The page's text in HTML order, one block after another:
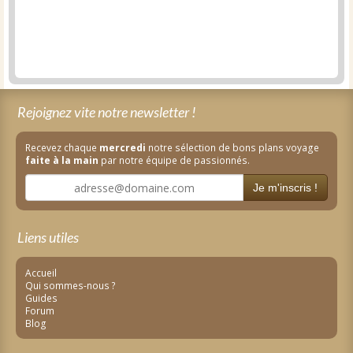
Rejoignez vite notre newsletter !
Recevez chaque mercredi notre sélection de bons plans voyage
faite à la main par notre équipe de passionnés.
Je m'inscris !
Liens utiles
Accueil
Qui sommes-nous ?
Guides
Forum
Blog